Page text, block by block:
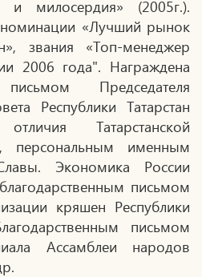
и милосердия» (2005г.).
«Лучший рынок
звания «Топ-менеджер
2006 года". Награждена
письмом Председателя
Республики Татарстан
Татарстанской
персональным именным
Экономика России
письмом
кряшен Республики
письмом
Ассамблеи народов